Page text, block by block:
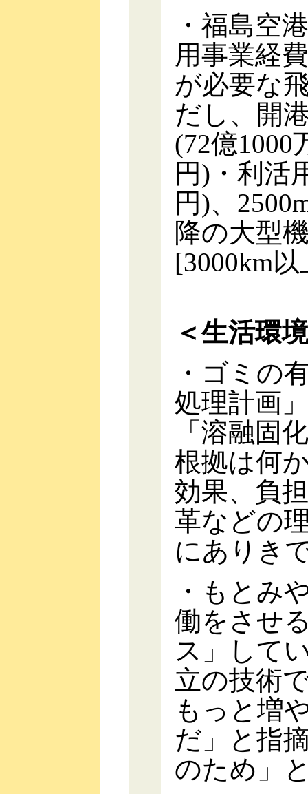
・福島空
用事業経
が必要な
だし、開
(72億1000
円)・利活
円)、
降の大型
[3000km
＜生活環
・ゴミの
処理計画
「溶融固
根拠は何
効果、負
革などの
にありき
・もとみ
働をさせ
ス」して
立の技術
もっと増
だ」と指
のため」